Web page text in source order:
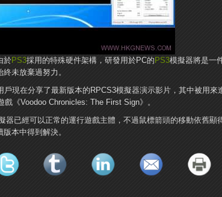
於PS3採用的特殊硬件架構，研發用於PC的 PS3模擬器將是一
未放棄過努力。
戶現在分享了最新版本的RPCS3模擬器演示影片，其中被用來
戲《Voodoo Chronicles: The First Sign》。
器已經可以正常的運行遊戲主體，不過鼠標箭頭的移動依舊顯
本中得到解決。